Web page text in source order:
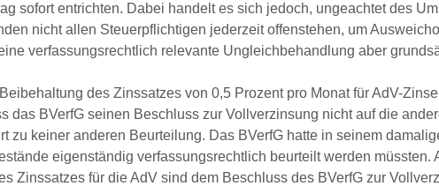
sofort entrichten. Dabei handelt es sich jedoch, ungeachtet des
nicht allen Steuerpflichtigen jederzeit offenstehen, um
verfassungsrechtlich relevante Ungleichbehandlung aber
des Zinssatzes von 0,5 Prozent pro Monat für AdV-
das BVerfG seinen Beschluss zur Vollverzinsung nicht auf die
zu keiner anderen Beurteilung. Das BVerfG hatte in seinem
eigenständig verfassungsrechtlich beurteilt werden müssten.
Zinssatzes für die AdV sind dem Beschluss des BVerfG zur